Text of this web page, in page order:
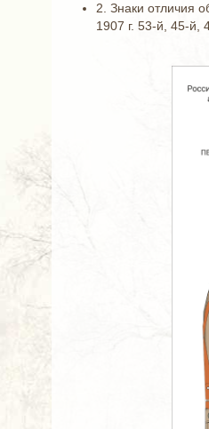
2. Знаки отличия
1907 г. 53-й, 45-й,